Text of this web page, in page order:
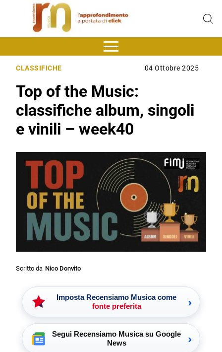
CLASSIFICHE 04 Ottobre 2025
Top of the Music:
classifiche album, singoli
e vinili – week40
Scritto da Nico Donvito
Imposta Recensiamo Musica come
fonte preferita
›
Segui Recensiamo Musica su Google
News
›